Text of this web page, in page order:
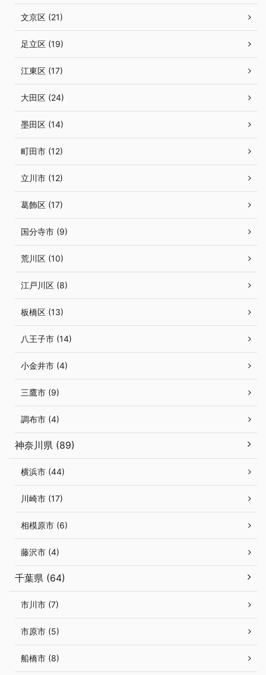
文京区 (21)
足立区 (19)
江東区 (17)
大田区 (24)
墨田区 (14)
町田市 (12)
立川市 (12)
葛飾区 (17)
国分寺市 (9)
荒川区 (10)
江戸川区 (8)
板橋区 (13)
八王子市 (14)
小金井市 (4)
三鷹市 (9)
調布市 (4)
神奈川県 (89)
横浜市 (44)
川崎市 (17)
相模原市 (6)
藤沢市 (4)
千葉県 (64)
市川市 (7)
市原市 (5)
船橋市 (8)